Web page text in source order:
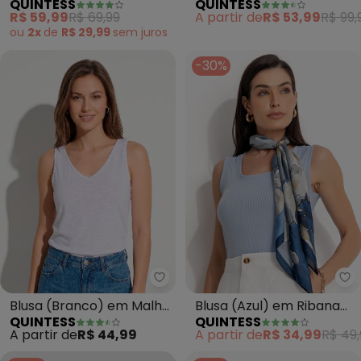
White) em Piquet
QUINTESS
R$ 59,99R$ 69,99
ou 2x de R$ 29,99 sem juros
Illusione
QUINTESS
A partir deR$ 53,99R$
Quintess - Blusa (Branco) em
Blusa (Branco) em Malha
Flamê
QUINTESS
A partir deR$ 44,99
-30%
Blusa (Azul) em Ribana
Canelada
QUINTESS
A partir deR$ 34,99R$